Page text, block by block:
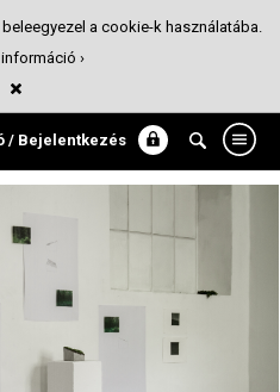
/ Bejelentkezés
a cookie-k használatába.
›